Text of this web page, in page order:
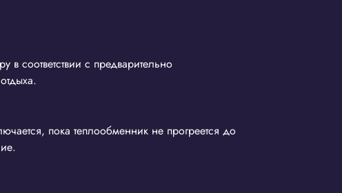
в соответствии с предварительно
пока теплообменник не прогреется до